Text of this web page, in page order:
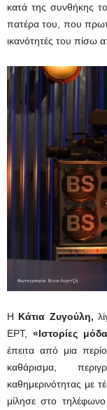
κατά της συνθήκης
πατέρα του, που
ικανότητές του πίσω
Η Κάτια Ζυγούλη,
ΕΡΤ,«Ιστορίες
έπειτα από μια
καθάρισμα,
καθημερινότητας με
μίλησε στο